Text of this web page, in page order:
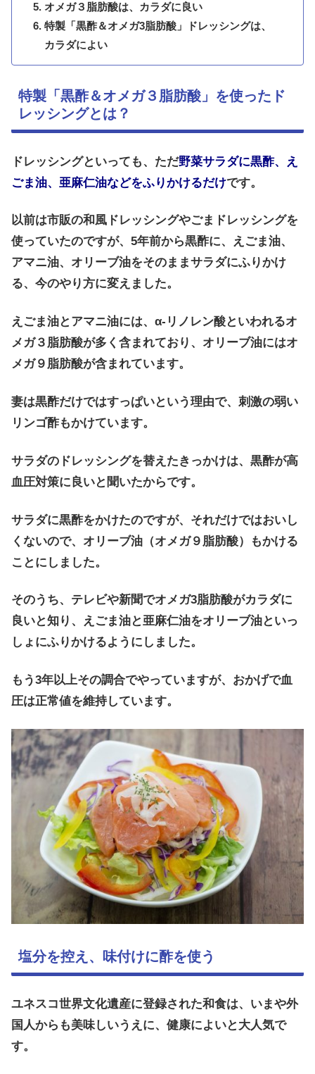
オメガ３脂肪酸は、カラダに良い
特製「黒酢＆オメガ3脂肪酸」ドレッシングは、
カラダによい
特製「黒酢＆オメガ３脂肪酸」を使ったド
レッシングとは？
ドレッシングといっても、ただ野菜サラダに黒酢、え
ごま油、亜麻仁油などをふりかけるだけです。
以前は市販の和風ドレッシングやごまドレッシングを
使っていたのですが、5年前から黒酢に、えごま油、
アマニ油、オリーブ油をそのままサラダにふりかけ
る、 今のやり方に変えました。
えごま油とアマニ油には、 α-リノレン酸といわれるオ
メガ３脂肪酸が多く含まれており、 オリーブ油にはオ
メガ９脂肪酸が含まれています。
妻は黒酢だけではすっぱいという理由で、刺激の弱い
リンゴ酢もかけています。
サラダのドレッシングを替えたきっかけは、黒酢が高
血圧対策に良いと聞いたからです。
サラダに黒酢をかけたのですが、それだけではおいし
くないので、オリーブ油（オメガ９脂肪酸）もかける
ことにしました。
そのうち、テレビや新聞でオメガ3脂肪酸がカラダに
良いと知り、えごま油と亜麻仁油をオリーブ油といっ
しょにふりかけるようにしました。
もう3年以上その調合でやっていますが、おかげで血
圧は正常値を維持しています。
塩分を控え、味付けに酢を使う
ユネスコ世界文化遺産に登録された和食は、いまや外
国人からも美味しいうえに、健康によいと大人気で
す。